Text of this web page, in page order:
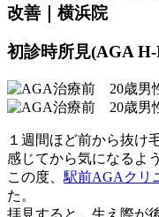
改善｜横浜院
初診時所見(AGA
１週間ほど前から抜け
感じてから気になるよ
この度、 駅前AGAクリ
た。
拝見すると、生え際が